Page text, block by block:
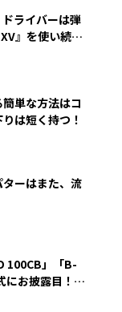
ドライバーは弾
』を使い続け
単な方法はコ
は短く持つ！
ーはまた、流
100CB」「B-
にお披露目！